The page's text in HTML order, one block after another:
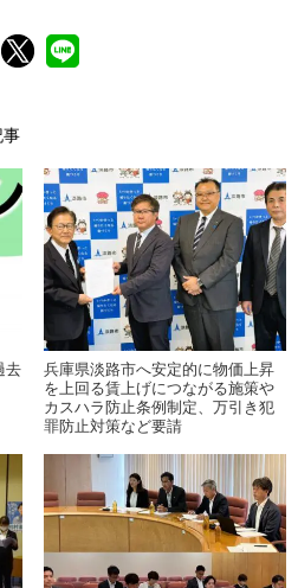
去
兵庫県淡路市へ安定的に物価上昇
を上回る賃上げにつながる施策や
カスハラ防止条例制定、万引き犯
罪防止対策など要請